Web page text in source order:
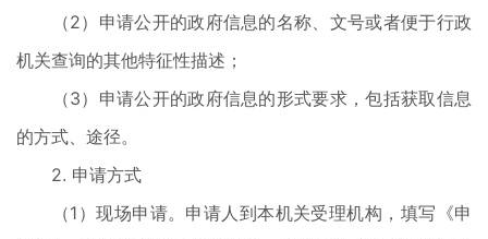
（2）申请公开的政府信息的名称、文号或者便于行政
机关查询的其他特征性描述；
（3）申请公开的政府信息的形式要求，包括获取信息
的方式、途径。
2. 申请方式
（1）现场申请。申请人到本机关受理机构，填写《申